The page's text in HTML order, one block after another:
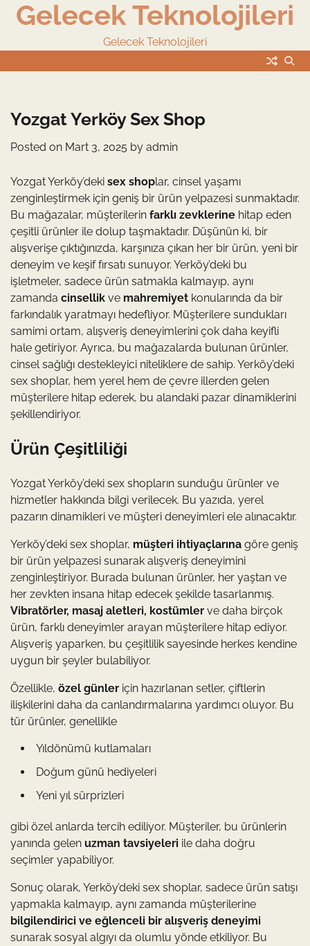
SkipGelecek Teknolojileri
Gelecek Teknolojileri
Yozgat Yerköy Sex Shop
Posted on Mart 3, 2025 by admin
Yozgat Yerköy’deki sex shoplar, cinsel yaşamı
zenginleştirmek için geniş bir ürün yelpazesi sunmaktadır.
Bu mağazalar, müşterilerin farklı zevklerine hitap eden
çeşitli ürünler ile dolup taşmaktadır. Düşünün ki, bir
alışverişe çıktığınızda, karşınıza çıkan her bir ürün, yeni bir
deneyim ve keşif fırsatı sunuyor. Yerköy’deki bu
işletmeler, sadece ürün satmakla kalmayıp, aynı
zamanda cinsellik ve mahremiyet konularında da bir
farkındalık yaratmayı hedefliyor. Müşterilere sundukları
samimi ortam, alışveriş deneyimlerini çok daha keyifli
hale getiriyor. Ayrıca, bu mağazalarda bulunan ürünler,
cinsel sağlığı destekleyici niteliklere de sahip. Yerköy’deki
sex shoplar, hem yerel hem de çevre illerden gelen
müşterilere hitap ederek, bu alandaki pazar dinamiklerini
şekillendiriyor.
Ürün Çeşitliliği
Yozgat Yerköy’deki sex shopların sunduğu ürünler ve
hizmetler hakkında bilgi verilecek. Bu yazıda, yerel
pazarın dinamikleri ve müşteri deneyimleri ele alınacaktır.
Yerköy’deki sex shoplar, müşteri ihtiyaçlarına göre geniş
bir ürün yelpazesi sunarak alışveriş deneyimini
zenginleştiriyor. Burada bulunan ürünler, her yaştan ve
her zevkten insana hitap edecek şekilde tasarlanmış.
Vibratörler, masaj aletleri, kostümler ve daha birçok
ürün, farklı deneyimler arayan müşterilere hitap ediyor.
Alışveriş yaparken, bu çeşitlilik sayesinde herkes kendine
uygun bir şeyler bulabiliyor.
Özellikle, özel günler için hazırlanan setler, çiftlerin
ilişkilerini daha da canlandırmalarına yardımcı oluyor. Bu
tür ürünler, genellikle
Yıldönümü kutlamaları
Doğum günü hediyeleri
Yeni yıl sürprizleri
gibi özel anlarda tercih ediliyor. Müşteriler, bu ürünlerin
yanında gelen uzman tavsiyeleri ile daha doğru
seçimler yapabiliyor.
Sonuç olarak, Yerköy’deki sex shoplar, sadece ürün satışı
yapmakla kalmayıp, aynı zamanda müşterilerine
bilgilendirici ve eğlenceli bir alışveriş deneyimi
sunarak sosyal algıyı da olumlu yönde etkiliyor. Bu